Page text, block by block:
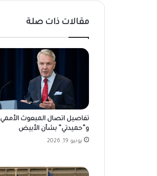
مقالات ذات صلة
تفاصيل اتصال المبعوث الأممي
و”حميدتي” بشأن الأبيض
يونيو 19, 2026